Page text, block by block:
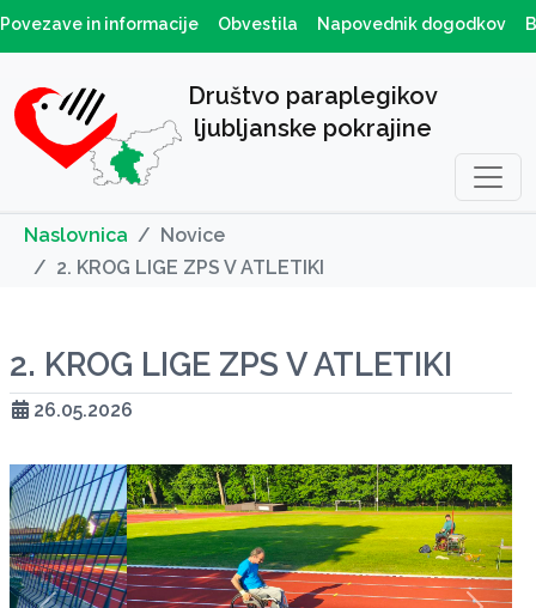
Povezave in informacije Obvestila Napovednik dogodkov
Društvo paraplegikov
ljubljanske pokrajine
Naslovnica
Novice
2. KROG LIGE ZPS V ATLETIKI
2. KROG LIGE ZPS V ATLETIKI
26.05.2026